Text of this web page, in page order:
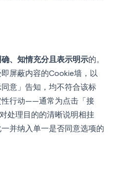
、知情充分且表示明示的。
屏蔽内容的Cookie墙，以
意」告知，均不符合该标
性行动——通常为点击「接
处理目的的清晰说明相挂
并纳入单一是否同意选项的